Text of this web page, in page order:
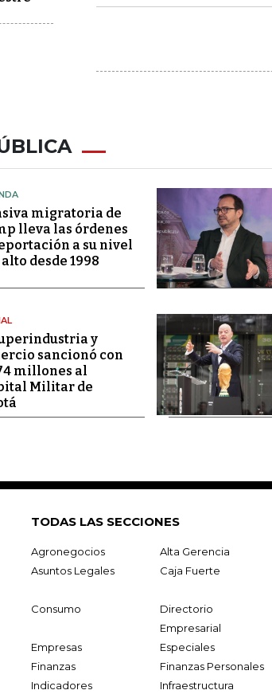
migratoria de
lleva las órdenes
a su nivel
desde 1998
y
sancionó con
millones al
Militar de
TODAS LAS SECCIONES
Agronegocios Alta Gerencia
Asuntos Legales
Caja Fuerte
Consumo
Directorio
Empresarial
Empresas Especiales
Finanzas
Finanzas Personales
Indicadores
Infraestructura